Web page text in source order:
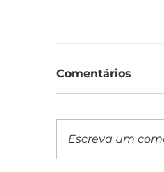
Comentários
Escreva um